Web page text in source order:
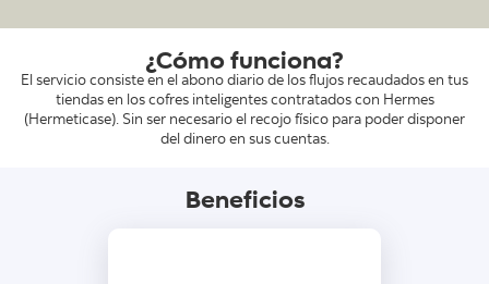
¿Cómo funciona?
El servicio consiste en el abono diario de los flujos recaudados en tus
tiendas en los cofres inteligentes contratados con Hermes
(Hermeticase). Sin ser necesario el recojo físico para poder disponer
del dinero en sus cuentas.
Beneficios